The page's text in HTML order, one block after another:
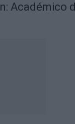
Académico